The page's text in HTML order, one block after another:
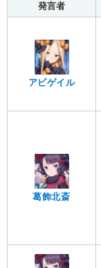
発言者
アビゲイル
葛飾北斎